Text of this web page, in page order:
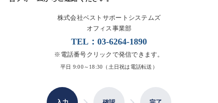
株式会社ベストサポートシステムズ
オフィス事業部
TEL： 03‐6264-1890
※電話番号クリックで発信できます。
平日 9:00～18:30（土日祝は電話転送）